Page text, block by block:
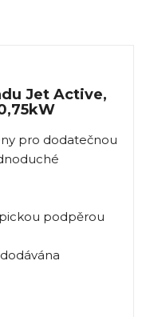
Jet Active,
pro dodatečnou
podpěrou